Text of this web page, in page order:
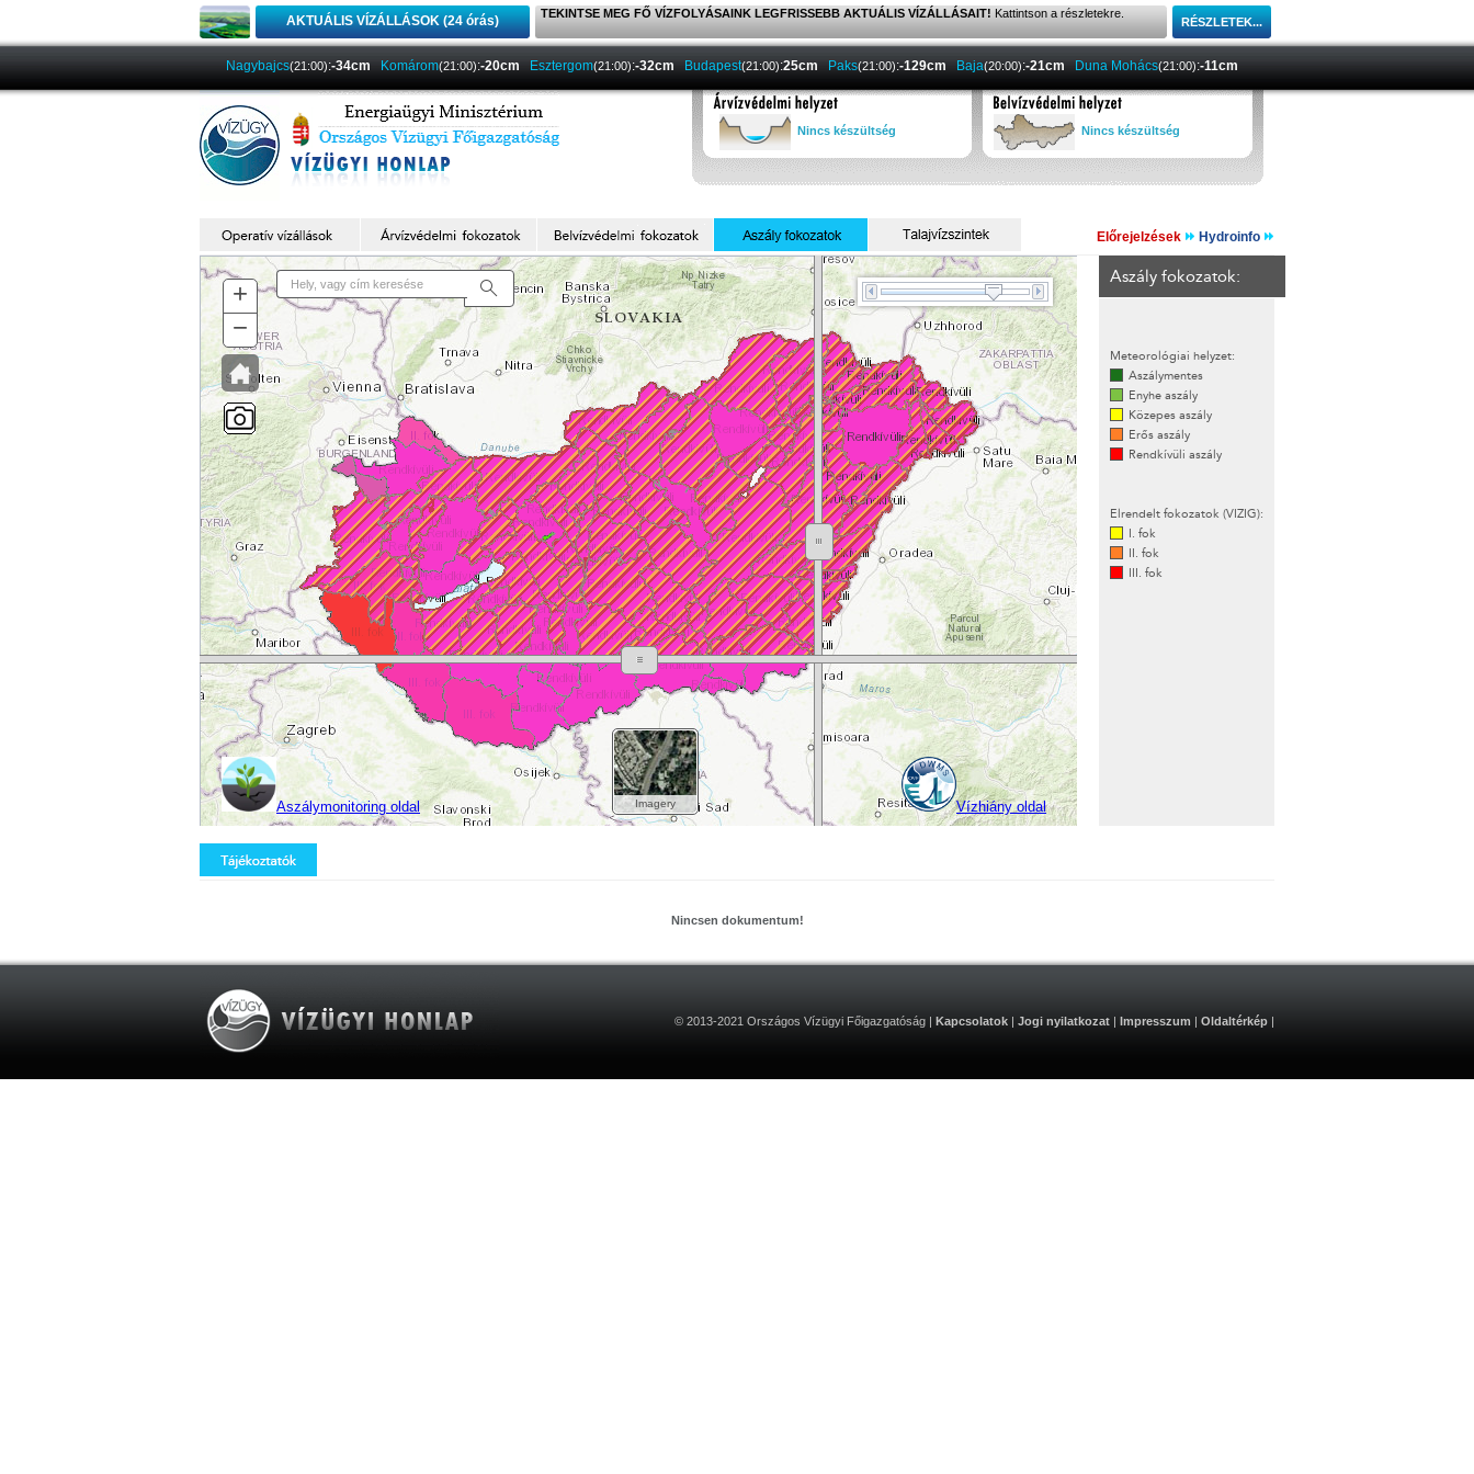
AKTUÁLIS VÍZÁLLÁSOK (24 órás) TEKINTSE MEG FŐ VÍZFOLYÁSAINK LEGFRISSEBB AKTUÁLIS VÍZÁLLÁSAIT! Kattintson a részletekre.
Nagybajcs(21:00):-34cm Komárom(21:00):-20cm Esztergom(21:00):-32cm Budapest(21:00):25cm Paks(21:00):-129cm Baja(20:00):-21cm Duna Mohács(21:00):-11cm
Nincs készültség Nincs készültség
Előrejelzések Hydroinfo
Aszály fokozatok:
Meteorológiai helyzet:
Aszálymentes
Enyhe aszály
Közepes aszály
Erős aszály
Rendkívüli aszály
Elrendelt fokozatok (VIZIG):
I. fok
II. fok
III. fok
Nincsen dokumentum!
© 2013-2021 Országos Vízügyi Főigazgatóság | Kapcsolatok | Jogi nyilatkozat | Impresszum | Oldaltérkép |